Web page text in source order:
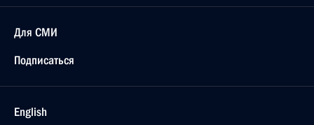
Для СМИ
Подписаться
English